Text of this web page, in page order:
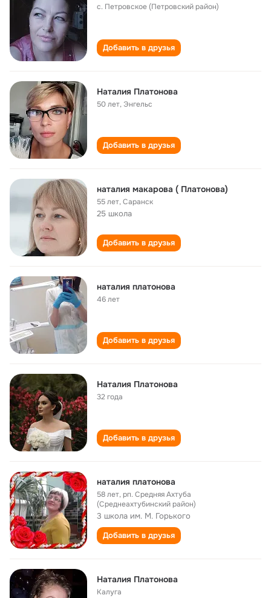
с. Петровское (Петровский район)
Добавить в друзья
Наталия Платонова
50 лет, Энгельс
Добавить в друзья
наталия макарова ( Платонова)
55 лет,Саранск
25 школа
Добавить в друзья
наталия платонова
46 лет
Добавить в друзья
Наталия Платонова
32 года
Добавить в друзья
наталия платонова
58 лет,рп. Средняя Ахтуба
(Среднеахтубинский район)
3 школа им. М. Горького
Добавить в друзья
Наталия Платонова
Калуга